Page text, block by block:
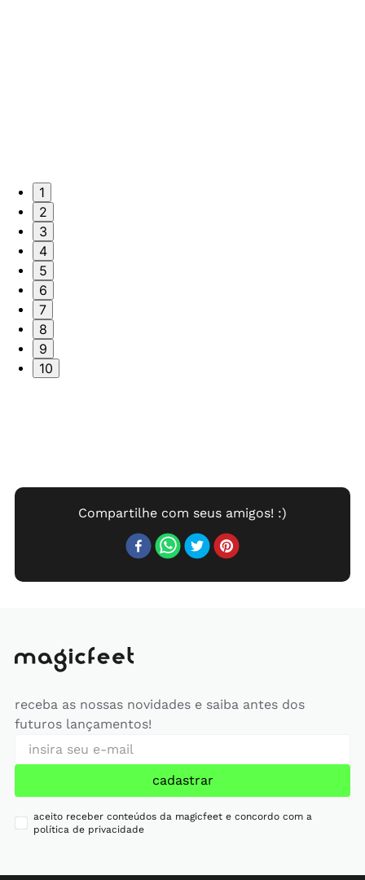
1
2
3
4
5
6
7
8
9
10
receba as nossas novidades e saiba antes dos
futuros lançamentos!
cadastrar
aceito receber conteúdos da magicfeet e concordo com a
política de privacidade